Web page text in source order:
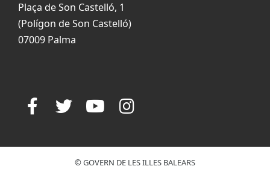
Plaça de Son Castelló, 1
(Polígon de Son Castelló)
07009 Palma
© GOVERN DE LES ILLES BALEARS